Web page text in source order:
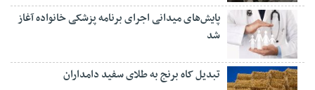
پایش‌های میدانی اجرای برنامه پزشکی خانواده آغاز
شد
تبدیل کاه برنج به طلای سفید دامداران